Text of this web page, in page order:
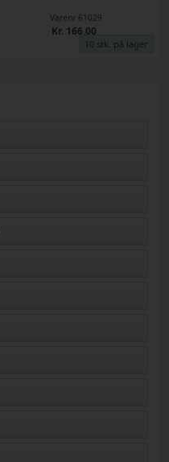
10 stk. på lager
Varenr 61029
Kr. 166,00